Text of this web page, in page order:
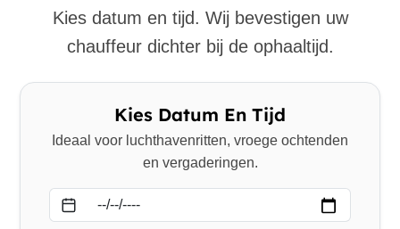
Kies datum en tijd. Wij bevestigen uw
chauffeur dichter bij de ophaaltijd.
Kies Datum En Tijd
Ideaal voor luchthavenritten, vroege ochtenden
en vergaderingen.